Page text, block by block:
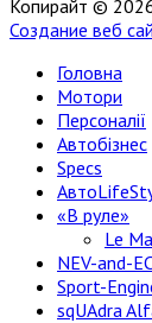
Копирайт ©
Создание веб
Головна
Мотори
Персоналії
Автобізнес
Specs
«В руле»
Le
NEV-and-
Sport-
sqUAdra